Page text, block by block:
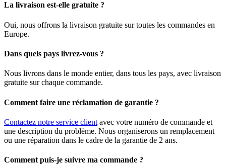
La livraison est-elle gratuite ?
Oui, nous offrons la livraison gratuite sur toutes les commandes en
Europe.
Dans quels pays livrez-vous ?
Nous livrons dans le monde entier, dans tous les pays, avec livraison
gratuite sur chaque commande.
Comment faire une réclamation de garantie ?
Contactez notre service client avec votre numéro de commande et
une description du problème. Nous organiserons un remplacement
ou une réparation dans le cadre de la garantie de 2 ans.
Comment puis-je suivre ma commande ?